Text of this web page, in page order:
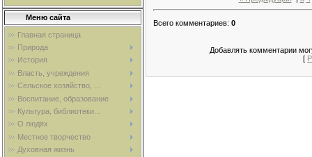
Меню сайта
Главная страница
Природа
История
Власть, учреждения
Сельское хозяйство, ...
Воспитание, образование
Культура, библиотеки...
О людях
Местное творчество
Духовная жизнь
Всего комментариев: 0
Добавлять комментарии
[